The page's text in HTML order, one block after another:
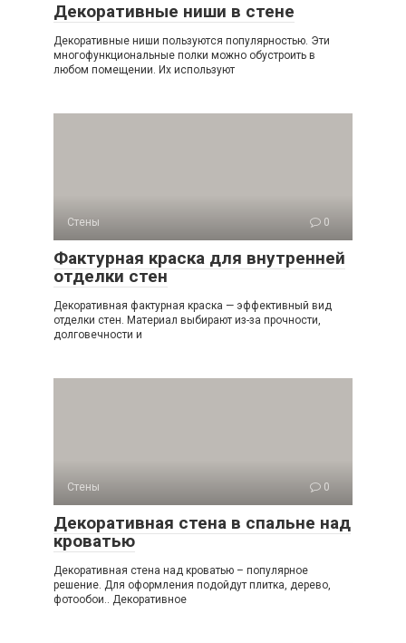
Декоративные ниши в стене
Декоративные ниши пользуются популярностью. Эти
многофункциональные полки можно обустроить в
любом помещении. Их используют
Стены 0
Фактурная краска для внутренней
отделки стен
Декоративная фактурная краска — эффективный вид
отделки стен. Материал выбирают из-за прочности,
долговечности и
Стены 0
Декоративная стена в спальне над
кроватью
Декоративная стена над кроватью – популярное
решение. Для оформления подойдут плитка, дерево,
фотообои.. Декоративное